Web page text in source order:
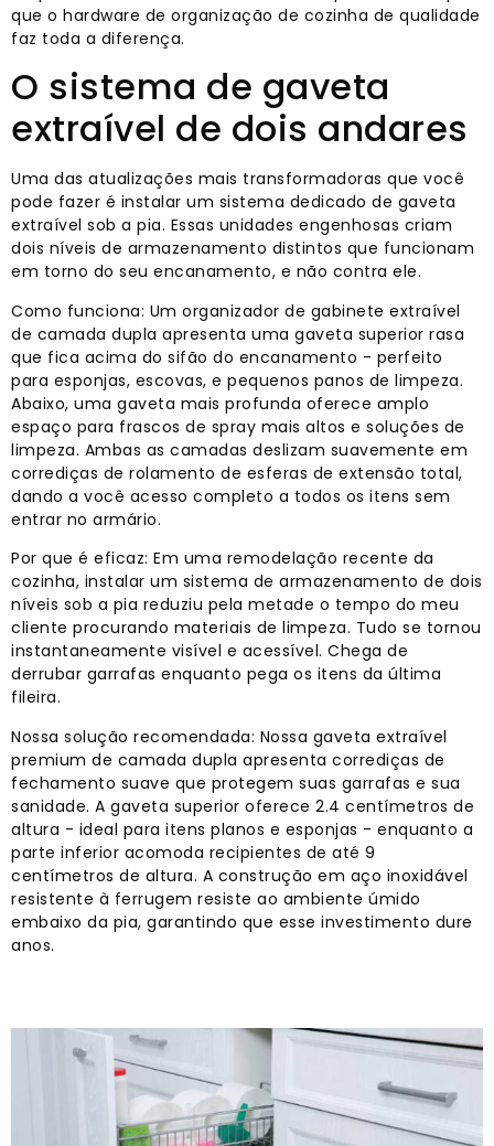
que o hardware de organização de cozinha de qualidade
faz toda a diferença.
O sistema de gaveta
extraível de dois andares
Uma das atualizações mais transformadoras que você
pode fazer é instalar um sistema dedicado de gaveta
extraível sob a pia. Essas unidades engenhosas criam
dois níveis de armazenamento distintos que funcionam
em torno do seu encanamento, e não contra ele.
Como funciona: Um organizador de gabinete extraível
de camada dupla apresenta uma gaveta superior rasa
que fica acima do sifão do encanamento - perfeito
para esponjas, escovas, e pequenos panos de limpeza.
Abaixo, uma gaveta mais profunda oferece amplo
espaço para frascos de spray mais altos e soluções de
limpeza. Ambas as camadas deslizam suavemente em
corrediças de rolamento de esferas de extensão total,
dando a você acesso completo a todos os itens sem
entrar no armário.
Por que é eficaz: Em uma remodelação recente da
cozinha, instalar um sistema de armazenamento de dois
níveis sob a pia reduziu pela metade o tempo do meu
cliente procurando materiais de limpeza. Tudo se tornou
instantaneamente visível e acessível. Chega de
derrubar garrafas enquanto pega os itens da última
fileira.
Nossa solução recomendada: Nossa gaveta extraível
premium de camada dupla apresenta corrediças de
fechamento suave que protegem suas garrafas e sua
sanidade. A gaveta superior oferece 2.4 centímetros de
altura - ideal para itens planos e esponjas - enquanto a
parte inferior acomoda recipientes de até 9
centímetros de altura. A construção em aço inoxidável
resistente à ferrugem resiste ao ambiente úmido
embaixo da pia, garantindo que esse investimento dure
anos.